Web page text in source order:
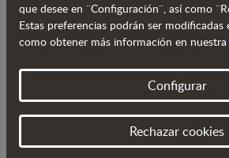
que desee en ¨Configuración¨, así como
Estas preferencias podrán ser
como obtener más información en nuestra
Configurar
Rechazar cookies